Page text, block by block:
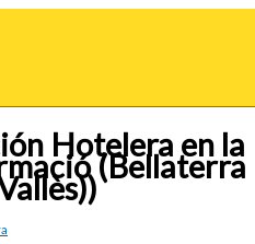
Hotelera en la
(Bellaterra